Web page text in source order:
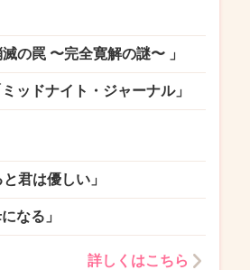
の罠 〜完全寛解の謎〜 」
ッドナイト・ジャーナル」
君は優しい」
なる」
詳しくはこちら